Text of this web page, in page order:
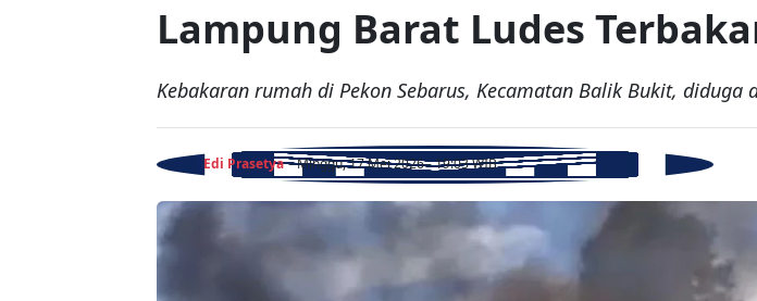
Lampung Barat Ludes
Kebakaran rumah di Pekon Sebarus, Kecamatan Balik Bukit,
Edi Prasetya - Minggu, 17 Mei 2026 - 19:03 WIB